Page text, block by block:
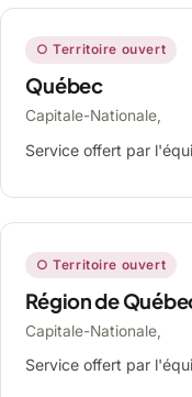
○ Territoire ouvert
Québec
Capitale-Nationale,
Service offert par
○ Territoire ouvert
Région de
Capitale-Nationale,
Service offert par